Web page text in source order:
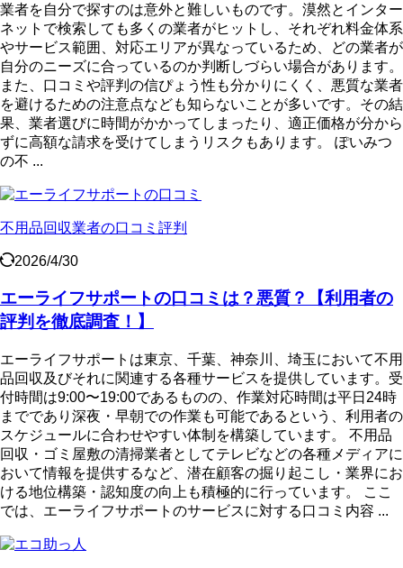
業者を自分で探すのは意外と難しいものです。漠然とインター
ネットで検索しても多くの業者がヒットし、それぞれ料金体系
やサービス範囲、対応エリアが異なっているため、どの業者が
自分のニーズに合っているのか判断しづらい場合があります。
また、口コミや評判の信ぴょう性も分かりにくく、悪質な業者
を避けるための注意点なども知らないことが多いです。その結
果、業者選びに時間がかかってしまったり、適正価格が分から
ずに高額な請求を受けてしまうリスクもあります。 ぽいみつ
の不 ...
不用品回収業者の口コミ評判
2026/4/30
エーライフサポートの口コミは？悪質？【利用者の
評判を徹底調査！】
エーライフサポートは東京、千葉、神奈川、埼玉において不用
品回収及びそれに関連する各種サービスを提供しています。受
付時間は9:00〜19:00であるものの、作業対応時間は平日24時
までであり深夜・早朝での作業も可能であるという、利用者の
スケジュールに合わせやすい体制を構築しています。 不用品
回収・ゴミ屋敷の清掃業者としてテレビなどの各種メディアに
おいて情報を提供するなど、潜在顧客の掘り起こし・業界にお
ける地位構築・認知度の向上も積極的に行っています。 ここ
では、エーライフサポートのサービスに対する口コミ内容 ...